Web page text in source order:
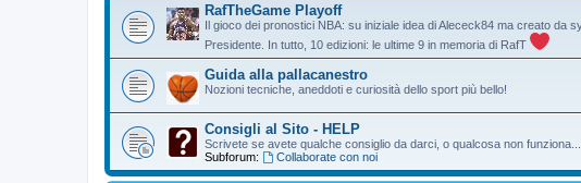
RafTheGame Playoff
Il gioco dei pronostici NBA: su iniziale idea di Alececk84 ma creato da
Presidente. In tutto, 10 edizioni: le ultime 9 in memoria di RafT
Guida alla pallacanestro
Nozioni tecniche, aneddoti e curiosità dello sport più bello!
Consigli al Sito - HELP
Scrivete se avete qualche consiglio da darci, o qualcosa non funziona...
Subforum:
Collaborate con noi